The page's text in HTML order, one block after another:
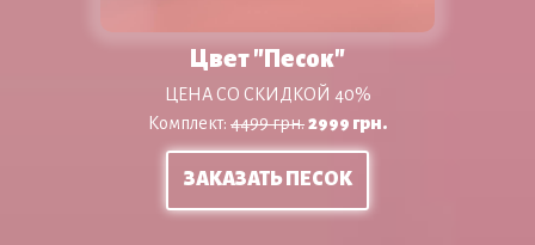
Цвет "Песок"
ЦЕНА СО СКИДКОЙ 40%
Комплект: 4499 грн.2999 грн.
ЗАКАЗАТЬ ПЕСОК